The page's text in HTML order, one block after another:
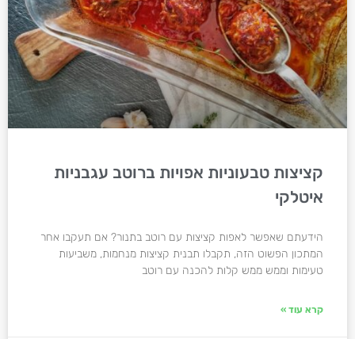
קציצות טבעוניות אפויות ברוטב עגבניות
איטלקי
הידעתם שאפשר לאפות קציצות עם רוטב בתנור? אם תעקבו אחר
המתכון הפשוט הזה, תקבלו תבנית קציצות מנחמות, משביעות
טעימות וממש ממש קלות להכנה עם רוטב
קרא עוד »